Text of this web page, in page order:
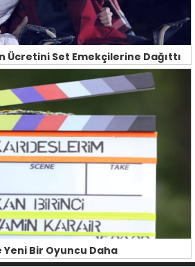
Ücretini Set Emekçilerine Dağıttı
Bir Oyuncu Daha